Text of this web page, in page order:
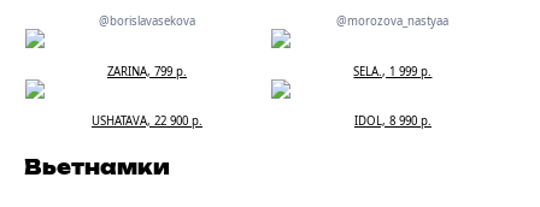
@borislavasekova @morozova_nastyaa
ZARINA, 799 р. SELA., 1 999 р.
USHATAVA, 22 900 р. IDOL, 8 990 р.
Вьетнамки